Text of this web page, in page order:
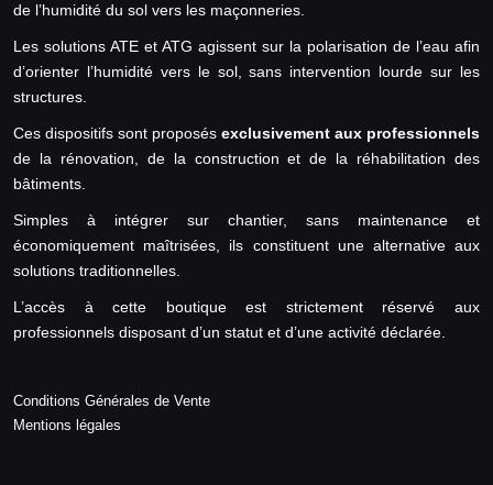
de l’humidité du sol vers les maçonneries.
Les solutions ATE et ATG agissent sur la polarisation de l’eau afin
d’orienter l’humidité vers le sol, sans intervention lourde sur les
structures.
Ces dispositifs sont proposés exclusivement aux professionnels
de la rénovation, de la construction et de la réhabilitation des
bâtiments.
Simples à intégrer sur chantier, sans maintenance et
économiquement maîtrisées, ils constituent une alternative aux
solutions traditionnelles.
L’accès à cette boutique est strictement réservé aux
professionnels disposant d’un statut et d’une activité déclarée.
Conditions Générales de Vente
Mentions légales